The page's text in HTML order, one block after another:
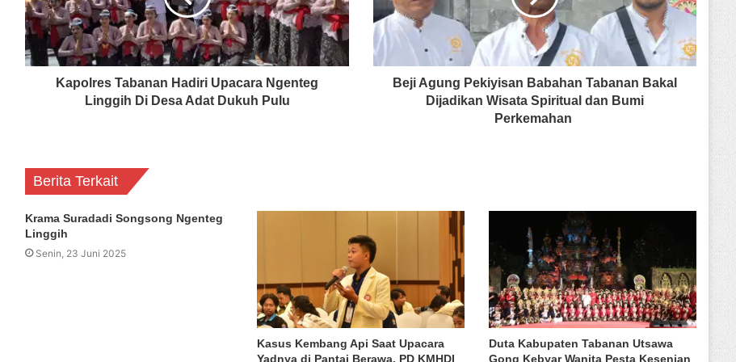
Kapolres Tabanan Hadiri Upacara Ngenteg
Linggih Di Desa Adat Dukuh Pulu
Beji Agung Pekiyisan Babahan Tabanan Bakal
Dijadikan Wisata Spiritual dan Bumi
Perkemahan
Berita Terkait
Krama Suradadi Songsong Ngenteg
Linggih
Senin, 23 Juni 2025
Kasus Kembang Api Saat Upacara
Yadnya di Pantai Berawa, PD KMHDI
Duta Kabupaten Tabanan Utsawa
Gong Kebyar Wanita Pesta Kesenian